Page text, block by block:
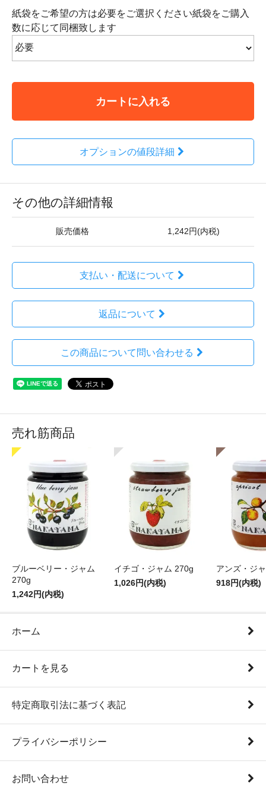
紙袋をご希望の方は必要をご選択ください紙袋をご購入
数に応じて同梱致します
カートに入れる
オプションの値段詳細
その他の詳細情報
販売価格 1,242円(内税)
支払い・配送について
返品について
この商品について問い合わせる
売れ筋商品
ブルーベリー・ジャム
270g
1,242円(内税)
イチゴ・ジャム 270g
1,026円(内税)
アンズ・ジ
918円(内税)
ホーム
カートを見る
特定商取引法に基づく表記
プライバシーポリシー
お問い合わせ